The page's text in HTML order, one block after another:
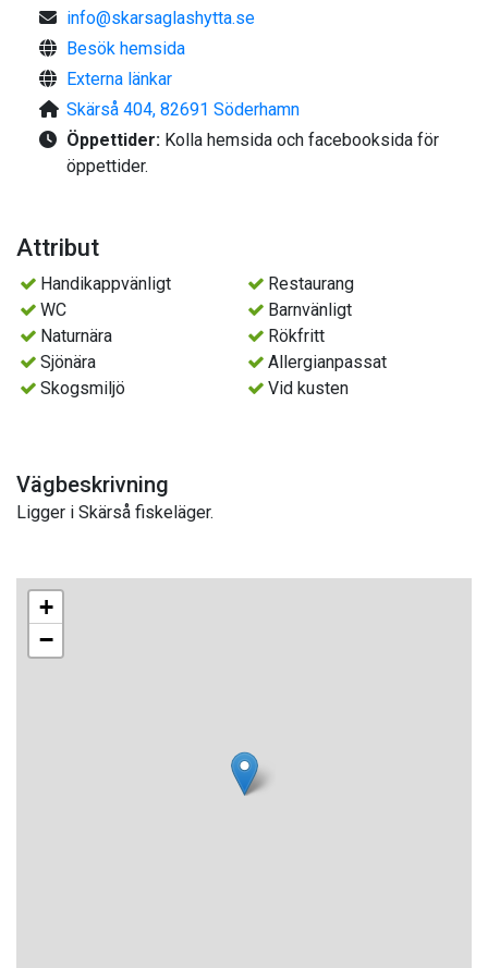
info@skarsaglashytta.se
Besök hemsida
Externa länkar
Skärså 404, 82691 Söderhamn
Öppettider: Kolla hemsida och facebooksida för
öppettider.
Attribut
Handikappvänligt
Restaurang
WC
Barnvänligt
Naturnära
Rökfritt
Sjönära
Allergianpassat
Skogsmiljö
Vid kusten
Vägbeskrivning
Ligger i Skärså fiskeläger.
+
−